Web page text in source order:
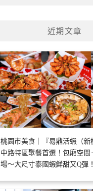
近期文章
桃園市美食｜『易鼎活蝦（新
中路特區聚餐首選！包廂空間
場～大尺寸泰國蝦鮮甜又Q彈！